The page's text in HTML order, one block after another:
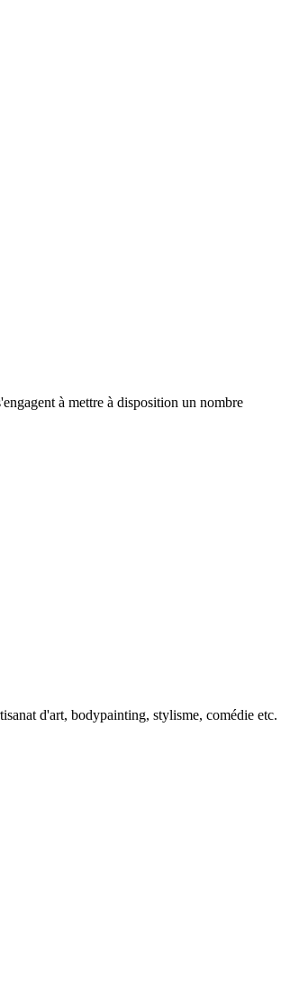
à mettre à disposition un nombre
d'art, bodypainting, stylisme, comédie etc.